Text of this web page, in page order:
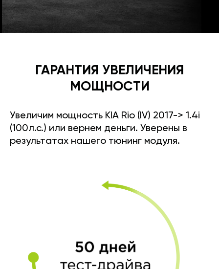
ГАРАНТИЯ УВЕЛИЧЕНИЯ
МОЩНОСТИ
Увеличим мощность KIA Rio (IV) 2017-> 1.4i
(100л.с.) или вернем деньги. Уверены в
результатах нашего тюнинг модуля.